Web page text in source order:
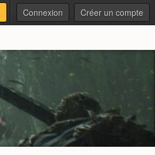
Connexion Créer un compte